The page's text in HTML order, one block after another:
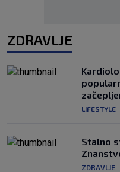
ZDRAVLJE
LIFESTYLE
Stalno
ZDRAVLJE